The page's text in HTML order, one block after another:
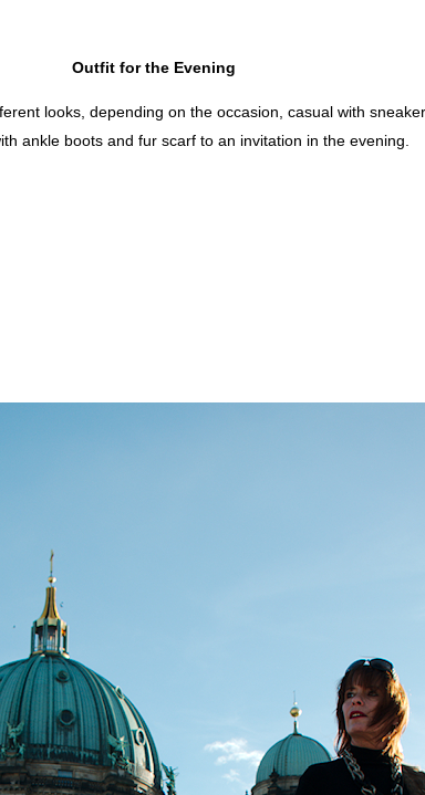
Outfit for the Evening
looks, depending on the occasion, casual with
ankle boots and fur scarf to an invitation in the evening.